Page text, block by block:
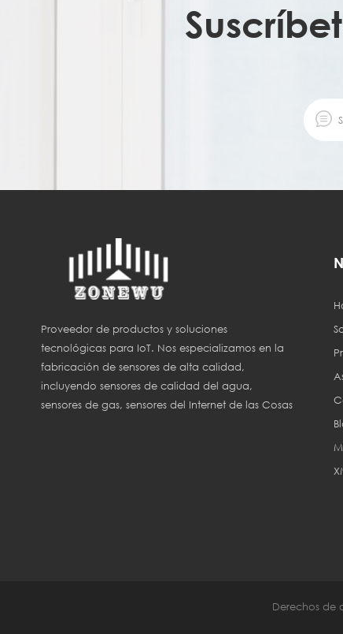
Proveedor de productos y soluciones
tecnológicas para IoT. Nos especializamos en la
fabricación de sensores de alta calidad,
incluyendo sensores de calidad del agua,
sensores de gas, sensores del Internet de las Cosas
Derechos de